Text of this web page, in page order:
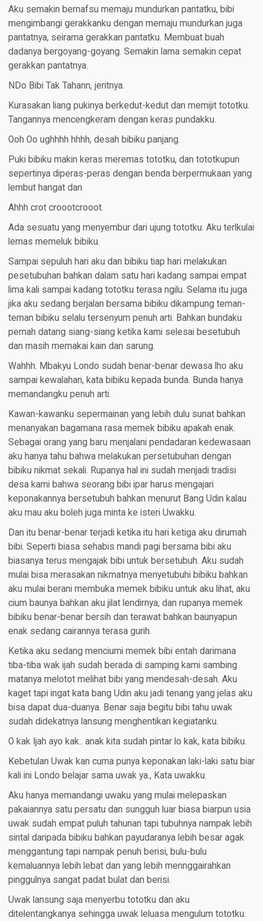
Aku semakin bernafsu memaju mundurkan pantatku, bibi
mengimbangi gerakkanku dengan memaju mundurkan juga
pantatnya, seirama gerakkan pantatku. Membuat buah
dadanya bergoyang-goyang. Semakin lama semakin cepat
gerakkan pantatnya.
NDo Bibi Tak Tahann, jeritnya.
Kurasakan liang pukinya berkedut-kedut dan memijit tototku.
Tangannya mencengkeram dengan keras pundakku.
Ooh Oo ughhhh hhhh, desah bibiku panjang.
Puki bibiku makin keras meremas tototku, dan tototkupun
sepertinya diperas-peras dengan benda berpermukaan yang
lembut hangat dan
Ahhh crot croootcrooot.
Ada sesuatu yang menyembur dari ujung tototku. Aku terlkulai
lemas memeluk bibiku.
Sampai sepuluh hari aku dan bibiku tiap hari melakukan
pesetubuhan bahkan dalam satu hari kadang sampai empat
lima kali sampai kadang tototku terasa ngilu. Selama itu juga
jika aku sedang berjalan bersama bibiku dikampung teman-
teman bibiku selalu tersenyum penuh arti. Bahkan bundaku
pernah datang siang-siang ketika kami selesai besetubuh
dan masih memakai kain dan sarung.
Wahhh. Mbakyu Londo sudah benar-benar dewasa lho aku
sampai kewalahan, kata bibiku kepada bunda. Bunda hanya
memandangku penuh arti.
Kawan-kawanku sepermainan yang lebih dulu sunat bahkan
menanyakan bagamana rasa memek bibiku apakah enak.
Sebagai orang yang baru menjalani pendadaran kedewasaan
aku hanya tahu bahwa melakukan persetubuhan dengan
bibiku nikmat sekali. Rupanya hal ini sudah menjadi tradisi
desa kami bahwa seorang bibi ipar harus mengajari
keponakannya bersetubuh bahkan menurut Bang Udin kalau
aku mau aku boleh juga minta ke isteri Uwakku.
Dan itu benar-benar terjadi ketika itu hari ketiga aku dirumah
bibi. Seperti biasa sehabis mandi pagi bersama bibi aku
biasanya terus mengajak bibi untuk bersetubuh. Aku sudah
mulai bisa merasakan nikmatnya menyetubuhi bibiku bahkan
aku mulai berani membuka memek bibiku untuk aku lihat, aku
cium baunya bahkan aku jilat lendirnya, dan rupanya memek
bibiku benar-benar bersih dan terawat bahkan baunyapun
enak sedang cairannya terasa gurih.
Ketika aku sedang menciumi memek bibi entah darimana
tiba-tiba wak ijah sudah berada di samping kami sambing
matanya melotot melihat bibi yang mendesah-desah. Aku
kaget tapi ingat kata bang Udin aku jadi tenang yang jelas aku
bisa dapat dua-duanya. Benar saja begitu bibi tahu uwak
sudah didekatnya lansung menghentikan kegiatanku.
O kak Ijah ayo kak.. anak kita sudah pintar lo kak, kata bibiku.
Kebetulan Uwak kan cuma punya keponakan laki-laki satu biar
kali ini Londo belajar sama uwak ya., Kata uwakku.
Aku hanya memandangi uwaku yang mulai melepaskan
pakaiannya satu persatu dan sungguh luar biasa biarpun usia
uwak sudah empat puluh tahunan tapi tubuhnya nampak lebih
sintal daripada bibiku bahkan payudaranya lebih besar agak
menggantung tapi nampak penuh berisi, bulu-bulu
kemaluannya lebih lebat dan yang lebih mennggairahkan
pinggulnya sangat padat bulat dan berisi.
Uwak lansung saja menyerbu tototku dan aku
ditelentangkanya sehingga uwak leluasa mengulum tototku.